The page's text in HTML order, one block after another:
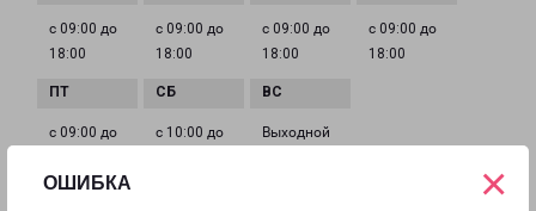
ОШИБКА ×
с 09:00 до
18:00
с 09:00 до
18:00
с 09:00 до
18:00
с 09:00 до
18:00
с 09:00 до
с 10:00 до
Выходной